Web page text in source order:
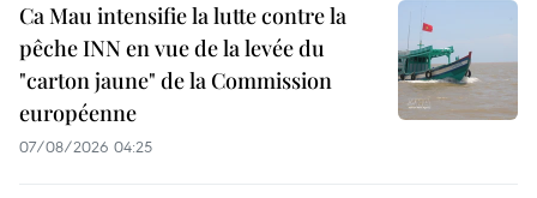
Ca Mau intensifie la lutte contre la
pêche INN en vue de la levée du
"carton jaune" de la Commission
européenne
07/08/2026 04:25